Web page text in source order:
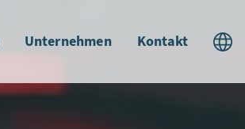
Unternehmen Kontakt